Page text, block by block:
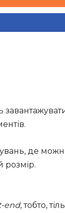
де
end, тобто,